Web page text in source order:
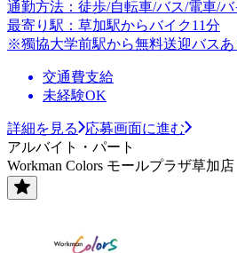
通勤方法：徒歩/自転車/バス/電車/バ
最寄り駅：草加駅からバイク11分
※獨協大学前駅から無料送迎バスあ
交通費支給
未経験OK
詳細を見る
応募画面に進む
アルバイト・パート
Workman Colors モールプラザ草加店